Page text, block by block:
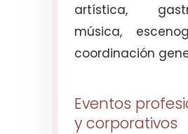
artística,
música,
coordinación
Eventos
y corporativos